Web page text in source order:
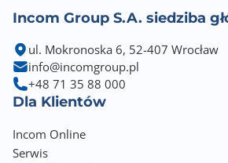
Incom Group S.A. siedziba
ul. Mokronoska 6, 52-407 Wrocław
info@incomgroup.pl
+48 71 35 88 000
Dla Klientów
Incom Online
Serwis